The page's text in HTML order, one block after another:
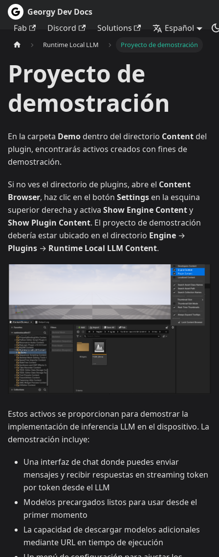
Georgy Dev Docs
Fab
Discord Solutions Español
Runtime Local LLM Proyecto de demostración
Proyecto de
demostración
En la carpeta Demo dentro del directorio Content del
plugin, encontrarás activos creados con fines de
demostración.
Si no ves el directorio de plugins, abre el Content
Browser, haz clic en el botón Settings en la esquina
superior derecha y activa Show Engine Contenty
Show Plugin Content. El proyecto de demostración
debería estar ubicado en el directorio Engine →
Plugins → Runtime Local LLM Content.
Estos activos se proporcionan para demostrar la
implementación de inferencia LLM en el dispositivo. La
demostración incluye:
Una interfaz de chat donde puedes enviar
mensajes y recibir respuestas en streaming token
por token desde el LLM
Modelos precargados listos para usar desde el
primer momento
La capacidad de descargar modelos adicionales
mediante URL en tiempo de ejecución